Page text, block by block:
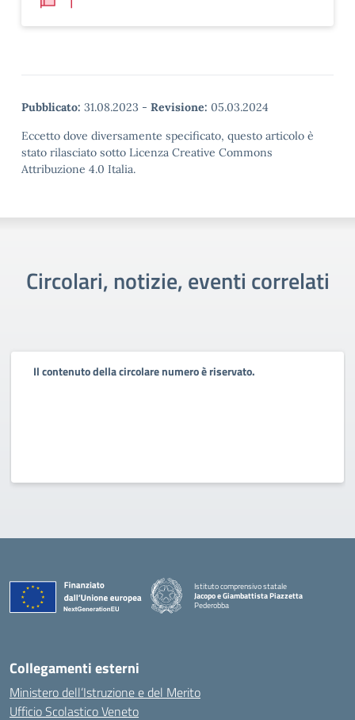
Pubblicato: 31.08.2023 - Revisione: 05.03.2024
Eccetto dove diversamente specificato, questo articolo è
stato rilasciato sotto Licenza Creative Commons
Attribuzione 4.0 Italia.
Circolari, notizie, eventi correlati
Il contenuto della circolare numero è riservato.
Istituto comprensivo statale
Jacopo e Giambattista Piazzetta
Pederobba
Collegamenti esterni
Ministero dell’Istruzione e del Merito
Ufficio Scolastico Veneto